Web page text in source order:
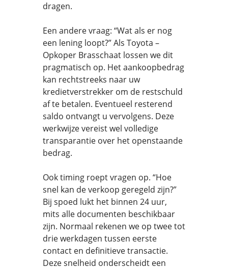
dragen.
Een andere vraag: “Wat als er nog
een lening loopt?” Als Toyota –
Opkoper Brasschaat lossen we dit
pragmatisch op. Het aankoopbedrag
kan rechtstreeks naar uw
kredietverstrekker om de restschuld
af te betalen. Eventueel resterend
saldo ontvangt u vervolgens. Deze
werkwijze vereist wel volledige
transparantie over het openstaande
bedrag.
Ook timing roept vragen op. “Hoe
snel kan de verkoop geregeld zijn?”
Bij spoed lukt het binnen 24 uur,
mits alle documenten beschikbaar
zijn. Normaal rekenen we op twee tot
drie werkdagen tussen eerste
contact en definitieve transactie.
Deze snelheid onderscheidt een